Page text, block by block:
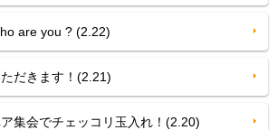
are you ? (2.22)
だきます！(2.21)
会でチェッコリ玉入れ！(2.20)